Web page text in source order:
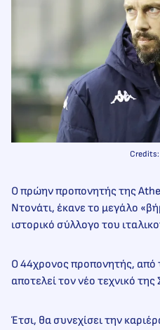
Ο πρώην προπονητής της
Ντονάτι, έκανε το μεγάλο
ιστορικό σύλλογο του
Ο 44χρονος προπονητής, από
αποτελεί τον νέο τεχνικό της
Έτσι, θα συνεχίσει την